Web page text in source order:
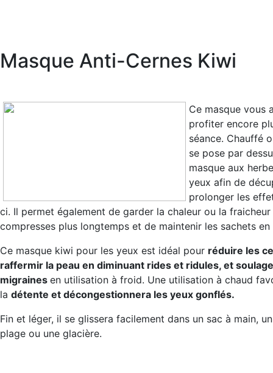
Masque Anti-Cernes Kiwi
Ce masque vous
profiter encore
séance. Chauffé
se pose par
masque aux
yeux afin de
prolonger les
ci. Il permet également de garder la chaleur ou la
compresses plus longtemps et de maintenir les sachets en
Ce masque kiwi pour les yeux est idéal pour réduire les
raffermir la peau en diminuant rides et ridules, et
migraines en utilisation à froid. Une utilisation à chaud
la détente et décongestionnera les yeux gonflés.
Fin et léger, il se glissera facilement dans un sac à main,
plage ou une glacière.